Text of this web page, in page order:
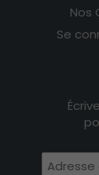
Nos
Se